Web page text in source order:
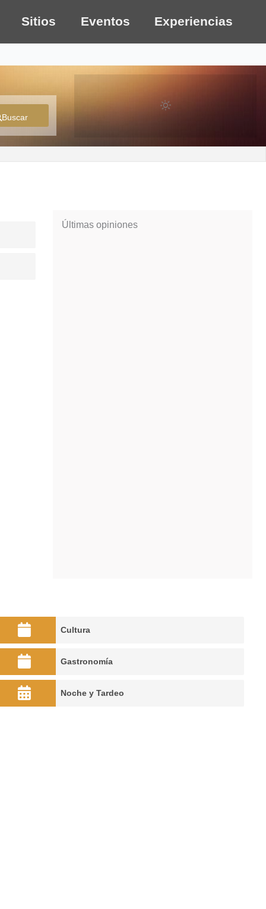
Sitios Eventos Experiencias
Buscar
Últimas opiniones
Cultura
Gastronomía
Noche y Tardeo